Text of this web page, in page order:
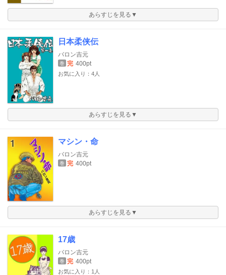
あらすじを見る▼
日本柔侠伝
バロン吉元
巻 完 400pt
お気に入り：4人
あらすじを見る▼
マシン・命
バロン吉元
巻 完 400pt
あらすじを見る▼
17歳
バロン吉元
巻 完 400pt
お気に入り：1人